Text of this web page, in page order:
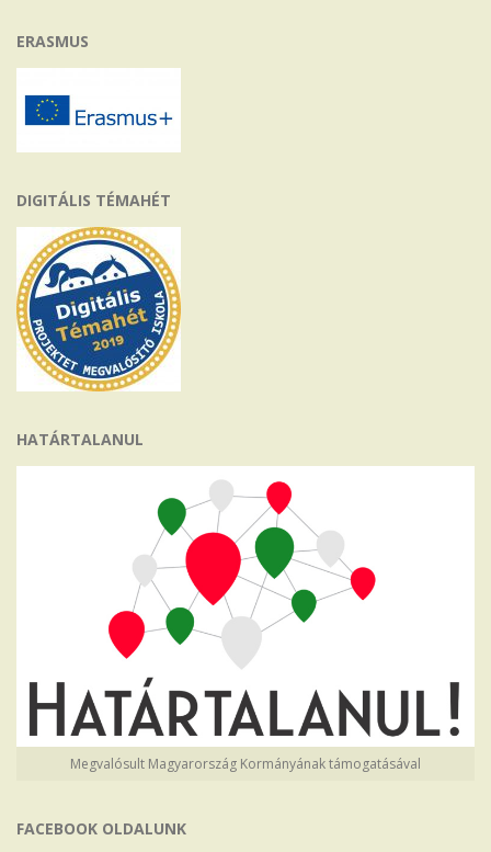
ERASMUS
DIGITÁLIS TÉMAHÉT
HATÁRTALANUL
Megvalósult Magyarország Kormányának támogatásával
FACEBOOK OLDALUNK